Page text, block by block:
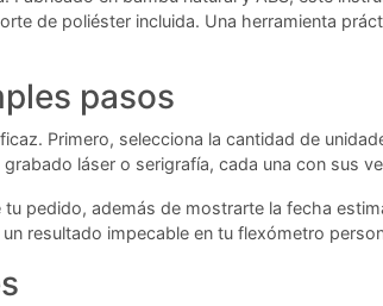
de poliéster incluida. Una herramienta
pasos
Primero, selecciona la cantidad de
láser o serigrafía, cada una con sus
pedido, además de mostrarte la fecha
resultado impecable en tu flexómetro